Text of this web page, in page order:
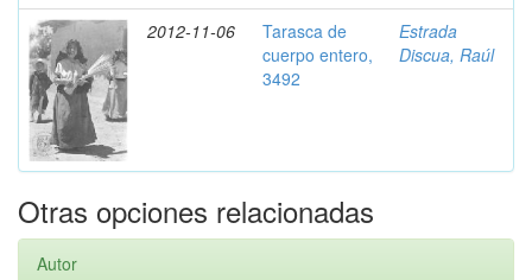
2012-11-06
Tarasca de
cuerpo entero,
3492
Estrada
Discua, Raúl
Otras opciones relacionadas
Autor